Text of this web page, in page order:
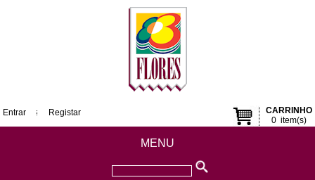
CARRINHO
0item(s)
Entrar Registar
MENU